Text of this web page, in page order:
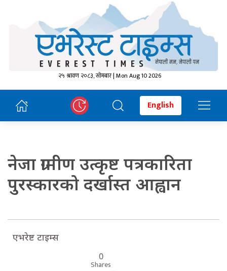
२५ श्रावण २०८३, सोमबार | Mon Aug 10 2026
English
नेजा ग्रामीण उत्कृष्ट पत्रकारिता
पुरस्कारको दर्खास्त आह्वान
एभरेष्ट टाइम्स
0
Shares